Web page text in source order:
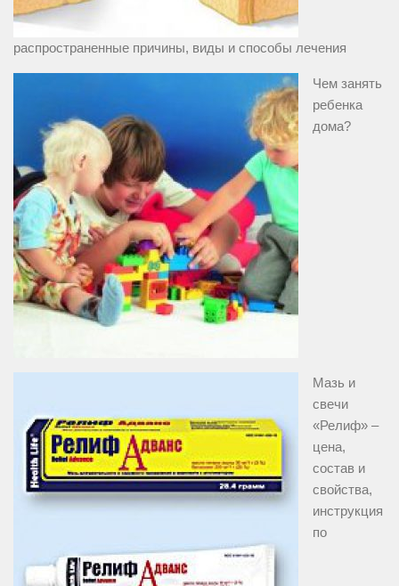
распространенные причины, виды и способы лечения
Чем занять
ребенка
дома?
Мазь и
свечи
«Релиф» –
цена,
состав и
свойства,
инструкция
по